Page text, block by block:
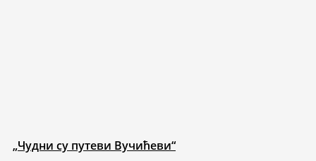
„Чудни су путеви Вучићеви“